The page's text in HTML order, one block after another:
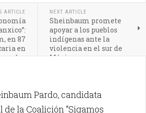
ARTICLE
en 87
en
NEXT ARTICLE
Sheinbaum promete
apoyar a los pueblos
indígenas ante la
violencia en el sur de
México
Pardo, candidata
la Coalición “Sigamos